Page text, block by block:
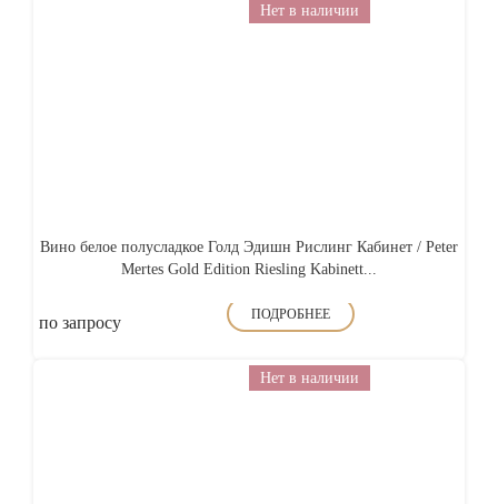
Нет в наличии
Вино белое полусладкое Голд Эдишн Рислинг Кабинет / Peter
Mertes Gold Edition Riesling Kabinett...
по запросу ПОДРОБНЕЕ
Нет в наличии